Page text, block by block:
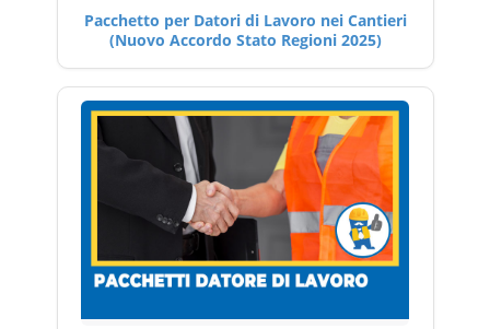
Pacchetto per Datori di Lavoro nei Cantieri
(Nuovo Accordo Stato Regioni 2025)